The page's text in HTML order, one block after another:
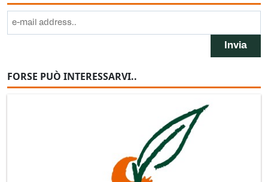
FORSE PUÒ INTERESSARVI..